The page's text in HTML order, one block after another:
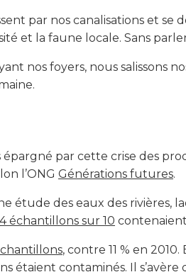
par nos canalisations et
et la faune locale. Sans
nos foyers, nous salissons
épargné par cette crise des
l’ONG Générations futures.
étude des eaux des rivières,
4 échantillons sur 10
, contre 11 % en
étaient contaminés. Il